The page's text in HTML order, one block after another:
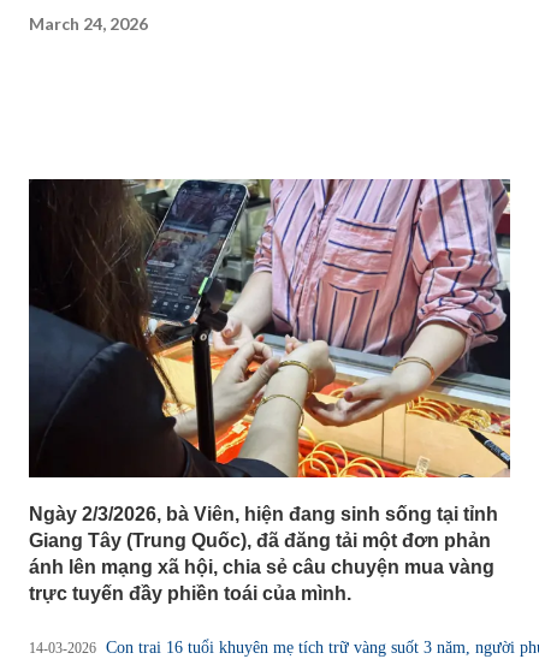
March 24, 2026
Ngày 2/3/2026, bà Viên, hiện đang sinh sống tại tỉnh
Giang Tây (Trung Quốc), đã đăng tải một đơn phản
ánh lên mạng xã hội, chia sẻ câu chuyện mua vàng
trực tuyến đầy phiền toái của mình.
14-03-2026 Con trai 16 tuổi khuyên mẹ tích trữ vàng suốt 3 năm, người